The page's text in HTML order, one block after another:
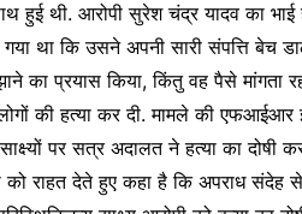
हुई थी. आरोपी सुरेश चंद्र यादव का भाई
था कि उसने अपनी सारी संपत्ति बेच
का प्रयास किया, किंतु वह पैसे मांगता
की हत्या कर दी. मामले की
पर सत्र अदालत ने हत्या का दोषी
को राहत देते हुए कहा है कि अपराध संदेह